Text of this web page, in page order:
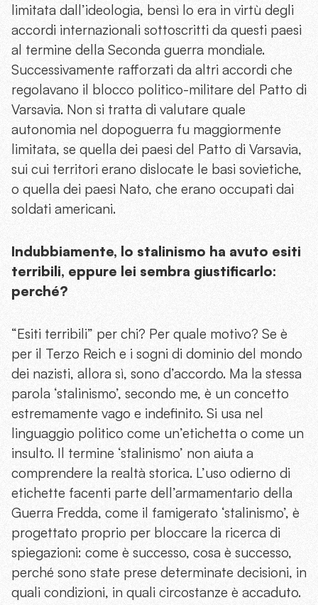
limitata dall’ideologia, bensì lo era in virtù degli
accordi internazionali sottoscritti da questi paesi
al termine della Seconda guerra mondiale.
Successivamente rafforzati da altri accordi che
regolavano il blocco politico-militare del Patto di
Varsavia. Non si tratta di valutare quale
autonomia nel dopoguerra fu maggiormente
limitata, se quella dei paesi del Patto di Varsavia,
sui cui territori erano dislocate le basi sovietiche,
o quella dei paesi Nato, che erano occupati dai
soldati americani.
Indubbiamente, lo stalinismo ha avuto esiti
terribili, eppure lei sembra giustificarlo:
perché?
“Esiti terribili” per chi? Per quale motivo? Se è
per il Terzo Reich e i sogni di dominio del mondo
dei nazisti, allora sì, sono d’accordo. Ma la stessa
parola ‘stalinismo’, secondo me, è un concetto
estremamente vago e indefinito. Si usa nel
linguaggio politico come un’etichetta o come un
insulto. Il termine ‘stalinismo’ non aiuta a
comprendere la realtà storica. L’uso odierno di
etichette facenti parte dell’armamentario della
Guerra Fredda, come il famigerato ‘stalinismo’, è
progettato proprio per bloccare la ricerca di
spiegazioni: come è successo, cosa è successo,
perché sono state prese determinate decisioni, in
quali condizioni, in quali circostanze è accaduto.